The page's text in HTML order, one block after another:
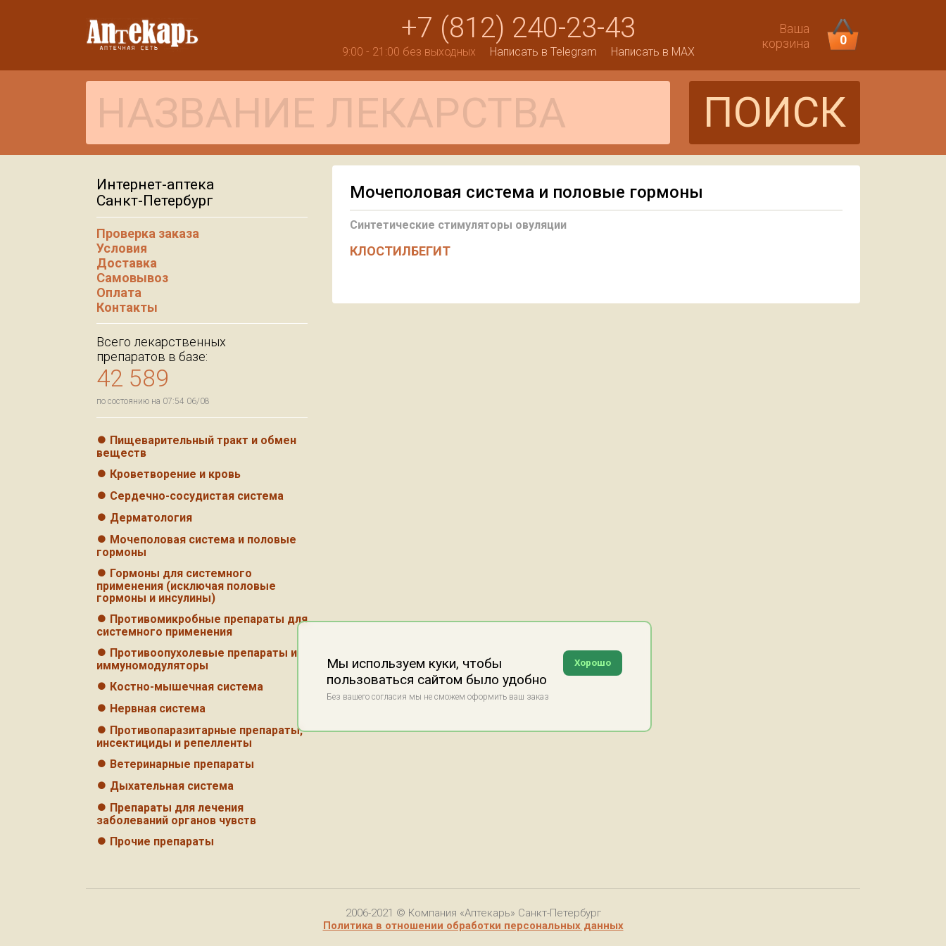
+7 (812) 240-23-43
9:00 - 21:00 без выходных Написать в Telegram Написать в MAX
Ваша
корзина
0
ПОИСК
Интернет-аптека
Санкт-Петербург
Проверка заказа
Условия
Доставка
Самовывоз
Оплата
Контакты
Всего лекарственных
препаратов в базе:
42 589
по состоянию на 07:54 06/08
⏺ Пищеварительный тракт и обмен
веществ
⏺ Кроветворение и кровь
⏺ Сердечно-сосудистая система
⏺ Дерматология
⏺ Мочеполовая система и половые
гормоны
⏺ Гормоны для системного
применения (исключая половые
гормоны и инсулины)
⏺ Противомикробные препараты для
системного применения
⏺ Противоопухолевые препараты и
иммуномодуляторы
⏺ Костно-мышечная система
⏺ Нервная система
⏺ Противопаразитарные препараты,
инсектициды и репелленты
⏺ Ветеринарные препараты
⏺ Дыхательная система
⏺ Препараты для лечения
заболеваний органов чувств
⏺ Прочие препараты
Мочеполовая система и половые гормоны
Синтетические стимуляторы овуляции
КЛОСТИЛБЕГИТ
2006-2021 © Компания «Аптекарь» Санкт-Петербург
Политика в отношении обработки персональных данных
Хорошо
Мы используем куки, чтобы
пользоваться сайтом было удобно
Без вашего согласия мы не сможем оформить ваш заказ